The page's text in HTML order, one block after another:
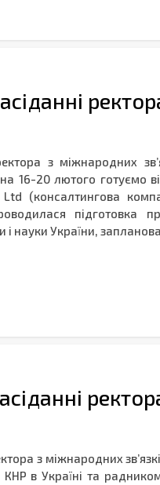
з міжнародних
16-20 лютого готуємо
(консалтингова
підготовка
і науки України,
з міжнародних
КНР в Україні та